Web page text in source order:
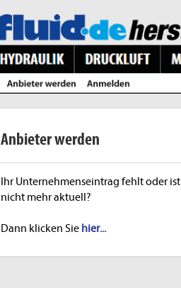
Anbieter werden
Ihr Unternehmenseintrag fehlt oder ist
nicht mehr aktuell?
Dann klicken Sie hier...